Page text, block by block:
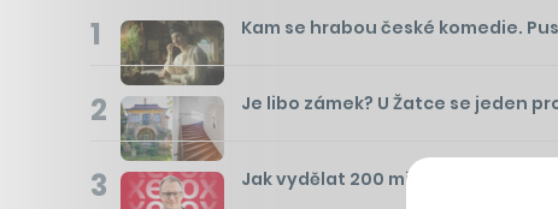
1 Kam se hrabou české komedie.
2 Je libo zámek? U Žatce se jeden
3 Jak vydělat 200 milionů za pár